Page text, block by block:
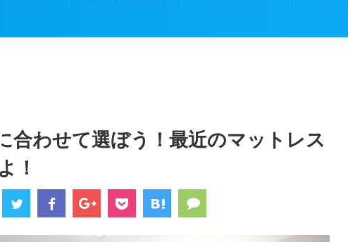
合わせて選ぼう！最近のマットレス
！